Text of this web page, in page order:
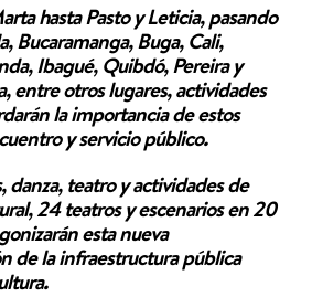
hasta Pasto y Leticia, pasando
Bucaramanga, Buga, Cali,
Ibagué, Quibdó, Pereira y
entre otros lugares, actividades
la importancia de estos
y servicio público.
danza, teatro y actividades de
24 teatros y escenarios en 20
esta nueva
de la infraestructura pública